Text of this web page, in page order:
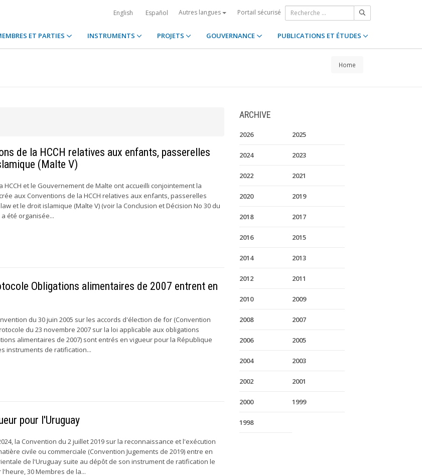
English Español Autres langues Portail sécurisé
ET PARTIES INSTRUMENTS PROJETS GOUVERNANCE PUBLICATIONS ET ÉTUDES
Home
de la HCCH relatives aux enfants, passerelles
(Malte V)
HCCH et le Gouvernement de Malte ont accueilli conjointement la
aux Conventions de la HCCH relatives aux enfants, passerelles
et le droit islamique (Malte V) (voir la Conclusion et Décision No 30 du
a été organisée...
Obligations alimentaires de 2007 entrent en
du 30 juin 2005 sur les accords d'élection de for (Convention
du 23 novembre 2007 sur la loi applicable aux obligations
alimentaires de 2007) sont entrés en vigueur pour la République
instruments de ratification...
pour l'Uruguay
la Convention du 2 juillet 2019 sur la reconnaissance et l'exécution
civile ou commerciale (Convention Jugements de 2019) entre en
de l'Uruguay suite au dépôt de son instrument de ratification le
30 Membres de la...
ARCHIVE
2026 2025
2024 2023
2022 2021
2020 2019
2018 2017
2016 2015
2014 2013
2012 2011
2010 2009
2008 2007
2006 2005
2004 2003
2002 2001
2000 1999
1998